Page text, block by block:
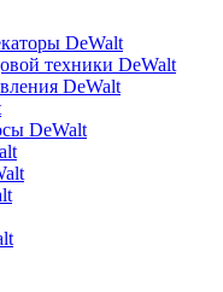
DeWalt
техники DeWalt
DeWalt
DeWalt